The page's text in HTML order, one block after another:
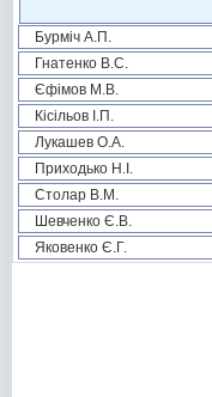
Бурміч А.П.
Гнатенко В.С.
Єфімов М.В.
Кісільов І.П.
Лукашев О.А.
Приходько Н.І.
Столар В.М.
Шевченко Є.В.
Яковенко Є.Г.